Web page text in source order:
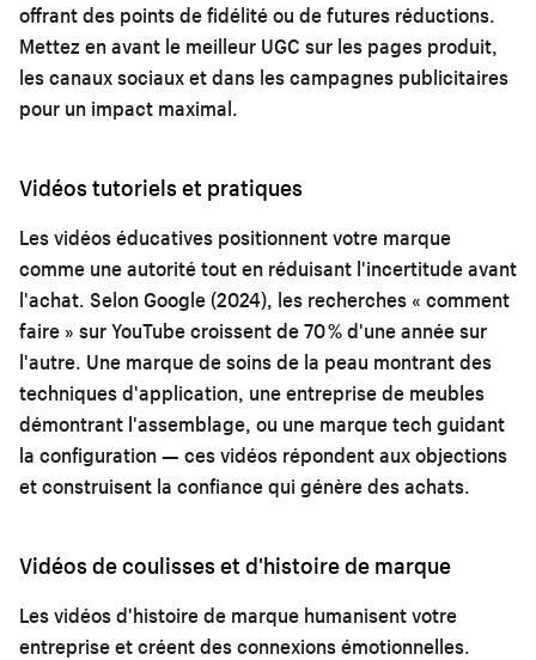
offrant des points de fidélité ou de futures réductions.
Mettez en avant le meilleur UGC sur les pages produit,
les canaux sociaux et dans les campagnes publicitaires
pour un impact maximal.
Vidéos tutoriels et pratiques
Les vidéos éducatives positionnent votre marque
comme une autorité tout en réduisant l'incertitude avant
l'achat. Selon Google (2024), les recherches « comment
faire » sur YouTube croissent de 70 % d'une année sur
l'autre. Une marque de soins de la peau montrant des
techniques d'application, une entreprise de meubles
démontrant l'assemblage, ou une marque tech guidant
la configuration — ces vidéos répondent aux objections
et construisent la confiance qui génère des achats.
Vidéos de coulisses et d'histoire de marque
Les vidéos d'histoire de marque humanisent votre
entreprise et créent des connexions émotionnelles.